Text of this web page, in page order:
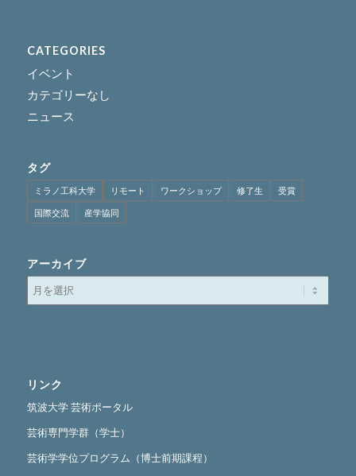
CATEGORIES
イベント
カテゴリーなし
ニュース
タグ
ミラノ工科大学 リモート ワークショップ 修了生
受賞
国際交流
産学協同
アーカイブ
リンク
筑波大学 芸術ポータル
芸術専門学群（学士）
芸術学学位プログラム（博士前期課程）